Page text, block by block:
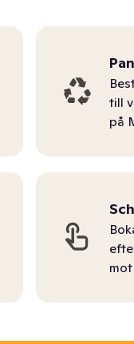
till
på